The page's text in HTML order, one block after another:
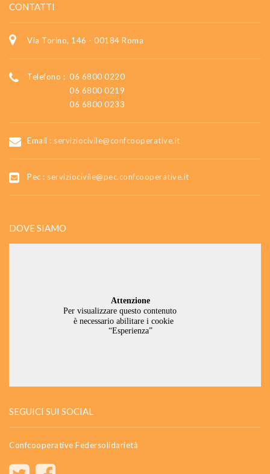
CONTATTI
Via Torino, 146 - 00184 Roma
Telefono : 06 6800 0220
06 6800 0219
06 6800 0233
Email : serviziocivile@confcooperative.it
Pec : serviziocivile@pec.confcooperative.it
DOVE SIAMO
SEGUICI SUI SOCIAL
Confcooperative Federsolidarietà